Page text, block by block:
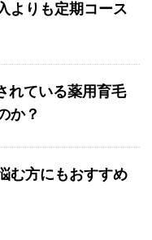
よりも定期コース
れている薬用育毛
か？
む方にもおすすめ